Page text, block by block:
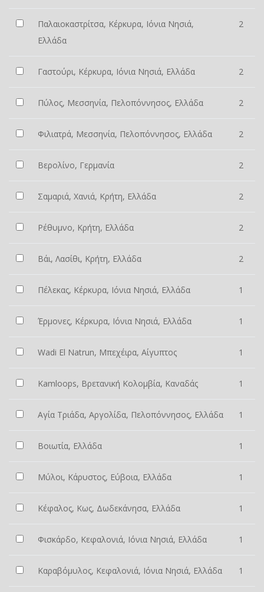
Παλαιοκαστρίτσα, Κέρκυρα, Ιόνια Νησιά,
Ελλάδα
2
Γαστούρι, Κέρκυρα, Ιόνια Νησιά, Ελλάδα 2
Πύλος, Μεσσηνία, Πελοπόννησος, Ελλάδα 2
Φιλιατρά, Μεσσηνία, Πελοπόννησος, Ελλάδα 2
Βερολίνο, Γερμανία 2
Σαμαριά, Χανιά, Κρήτη, Ελλάδα 2
Ρέθυμνο, Κρήτη, Ελλάδα 2
Βάι, Λασίθι, Κρήτη, Ελλάδα 2
Πέλεκας, Κέρκυρα, Ιόνια Νησιά, Ελλάδα 1
Έρμονες, Κέρκυρα, Ιόνια Νησιά, Ελλάδα 1
Wadi El Natrun, Μπεχέιρα, Αίγυπτος 1
Kamloops, Βρετανική Κολομβία, Καναδάς 1
Αγία Τριάδα, Αργολίδα, Πελοπόννησος, Ελλάδα 1
Βοιωτία, Ελλάδα 1
Μύλοι, Κάρυστος, Εύβοια, Ελλάδα 1
Κέφαλος, Κως, Δωδεκάνησα, Ελλάδα 1
Φισκάρδο, Κεφαλονιά, Ιόνια Νησιά, Ελλάδα 1
Καραβόμυλος, Κεφαλονιά, Ιόνια Νησιά, Ελλάδα 1